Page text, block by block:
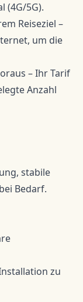
(4G/5G).
Reiseziel –
um die
– Ihr Tarif
Anzahl
stabile
Bedarf.
zu